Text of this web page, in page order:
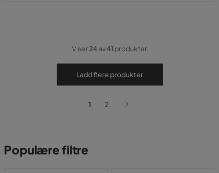
Viser24av41 produkter
Ladd flere produkter
1 2
Populære filtre